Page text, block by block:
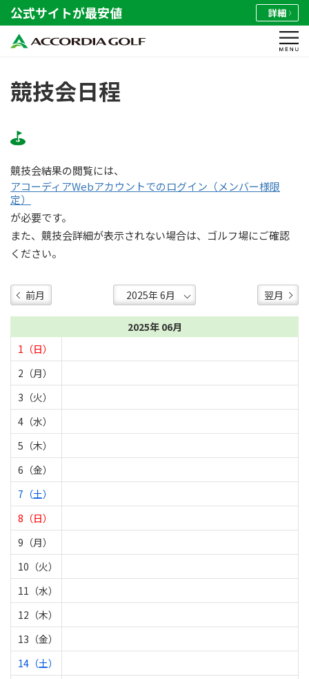
公式サイトが最安値 詳細
競技会日程
競技会結果の閲覧には、
アコーディアWebアカウントでのログイン（メンバー様限
定）
が必要です。
また、競技会詳細が表示されない場合は、ゴルフ場にご確認
ください。
前月 翌月
2025年 06月
1（日）
2（月）
3（火）
4（水）
5（木）
6（金）
7（土）
8（日）
9（月）
10（火）
11（水）
12（木）
13（金）
14（土）